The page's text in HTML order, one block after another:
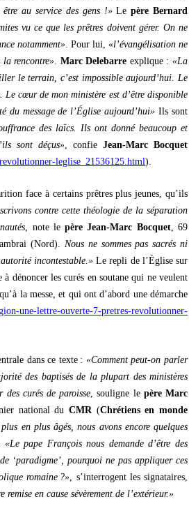
au service des gens !»Lepère Bernard
vu ce que les prêtres doivent gérer. On ne
notamment». Pour lui, «l’évangélisation ne
rencontre». Marc Delebarre explique :«La
le terrain, c’est impossible aujourd’hui. Le
Le cœur de mon ministère est d’être disponible
message de l’Église aujourd’hui» Ils sont
des laïcs. Ils ont donné beaucoup et
sont déçus», confie Jean-Marc Bocquet
leglise_21536125.html).
face à certains prêtres plus jeunes, qu’ils
contre cette théologie de la séparation
, note lepère Jean-Marc Bocquet, 69
(Nord). Nous ne sommes pas sacrés ni
autorité incontestable.»Le repli de l’Église sur
dénoncer les curés en soutane qui ne veulent
la messe, et qui ont d’abord une démarche
une-lettre-ouverte-7-pretres-revolutionner-
dans ce texte : «Comment peut-on parler
des baptisés de la plupart des ministères
curés de paroisse, souligne le père Marc
national du CMR(Chrétiens en monde
en plus âgés, nous avons encore quelques
«Le pape François nous demande d’être des
‘paradigme’, pourquoi ne pas appliquer ces
romaine ?», s’interrogent les signataires,
en cause sévèrement de l’extérieur.»